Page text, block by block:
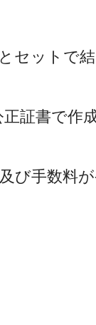
セットで
証書で作
び手数料が